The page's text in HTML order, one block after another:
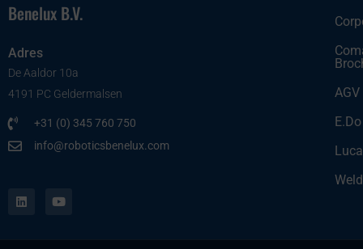
Benelux B.V.
Adres
De Aaldor 10a
4191 PC Geldermalsen
+31 (0) 345 760 750
info@roboticsbenelux.com
n
u
AGV
E.Do